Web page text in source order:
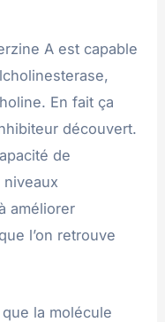
A est capable
En fait ça
découvert.
de
niveaux
améliorer
l’on retrouve
la molécule